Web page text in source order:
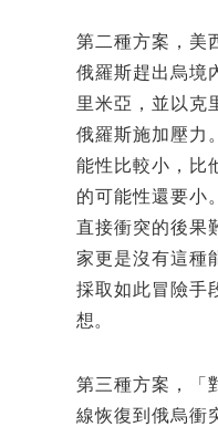
第二種方案，美
俄羅斯趕出烏境
里米亞，並以克
俄羅斯施加壓力
能性比較小，比
的可能性還要小
直接衝突的後果
家更是沒有這種
採取如此冒險手
想。
第三種方案，「
線恢復到俄烏衝